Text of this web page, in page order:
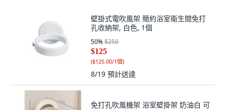
壁掛式電吹風架 簡約浴室衛生間免打
孔收納架, 白色, 1個
50%$250
$125
($125.00/1個)
8/19 預計送達
免打孔吹風機架 浴室壁掛架 奶油白 可